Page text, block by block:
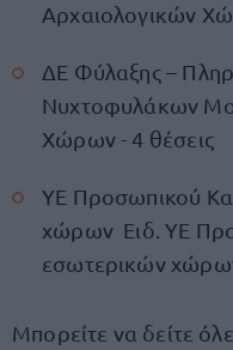
Αρχαιολογικών
ΔΕ Φύλαξης –
Νυχτοφυλάκων
Χώρων - 4 θέσεις
ΥΕ Προσωπικού
χώρων Ειδ. ΥΕ
εσωτερικών
Μπορείτε να δείτε